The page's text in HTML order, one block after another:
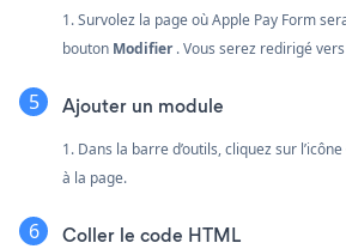
1. Survolez la page où Apple Pay Form
bouton Modifier. Vous serez redirigé
Ajouter un module
1. Dans la barre d’outils, cliquez sur l’icône
à la page.
Coller le code HTML